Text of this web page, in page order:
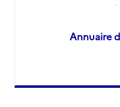
Annuaire